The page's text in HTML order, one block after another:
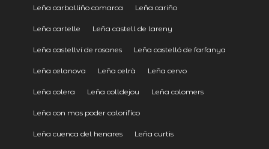
Leña carballiño comarca Leña cariño
Leña cartelle Leña castell de lareny
Leña castellví de rosanes Leña castelló de farfanya
Leña celanova Leña celrà Leña cervo
Leña colera Leña colldejou Leña colomers
Leña con mas poder calorifico
Leña cuenca del henares Leña curtis